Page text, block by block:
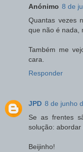
Anónimo 8 de
Quantas vezes
que não é nada,
Também me
cara.
Responder
JPD 8 de junho
Se as frentes
solução:
Beijinho!